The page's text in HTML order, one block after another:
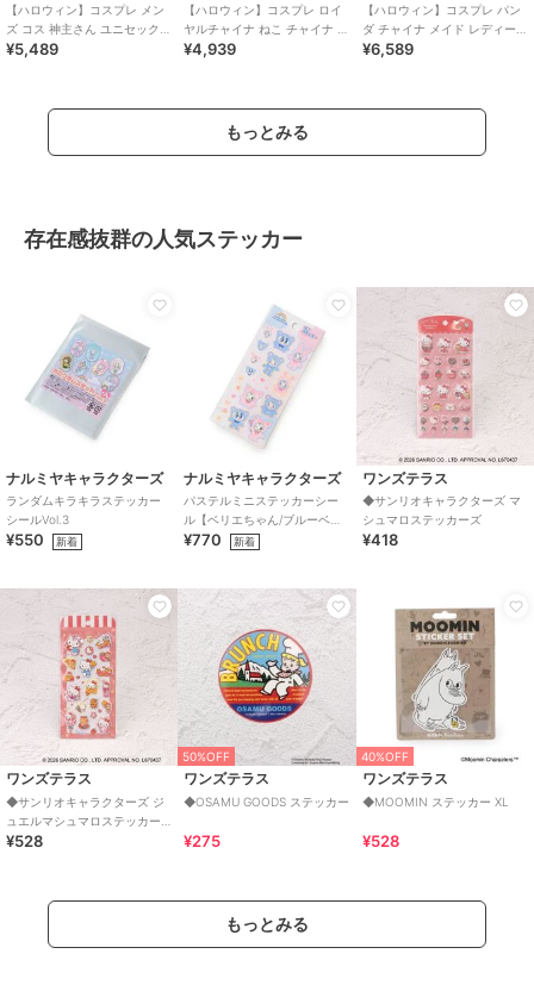
【ハロウィン】コスプレ メン
ズ コス 神主さん ユニセックス
ブルー
¥5,489
【ハロウィン】コスプレ ロイ
ヤルチャイナ ねこ チャイナ ビ
ター レディース ブラック
¥4,939
【ハロウィン】コスプレ パン
ダ チャイナ メイド レディース
レッド
¥6,589
もっとみる
存在感抜群の人気ステッカー
ナルミヤキャラクターズ
ランダムキラキラステッカー
シールVol.3
¥550 新着
ナルミヤキャラクターズ
パステルミニステッカーシー
ル【ベリエちゃん/ブルーベリ
エちゃん/デビリーちゃん/ナカ
¥770 新着
ワンズテラス
◆サンリオキャラクターズ マ
シュマロステッカーズ
¥418
ワンズテラス
◆サンリオキャラクターズ ジ
ュエルマシュマロステッカー
ズ
¥528
50%OFF
ワンズテラス
◆OSAMU GOODS ステッカー
¥275
40%OFF
ワンズテラス
◆MOOMIN ステッカー XL
¥528
もっとみる